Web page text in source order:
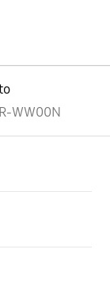
WW00N